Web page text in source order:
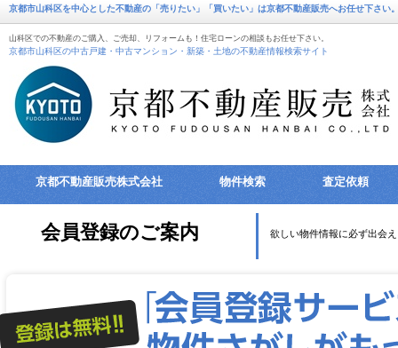
京都市山科区を中心とした不動産の「売りたい」「買いたい」は京都不動産販売へお任せ下さい
山科区での不動産のご購入、ご売却、リフォームも！住宅ローンの相談もお任せ下さい。
京都市山科区の中古戸建・中古マンション・新築・土地の不動産情報検索サイト
京都不動産販売株式会社 物件検索 査定依頼
会員登録のご案内 欲しい物件情報に必ず出会